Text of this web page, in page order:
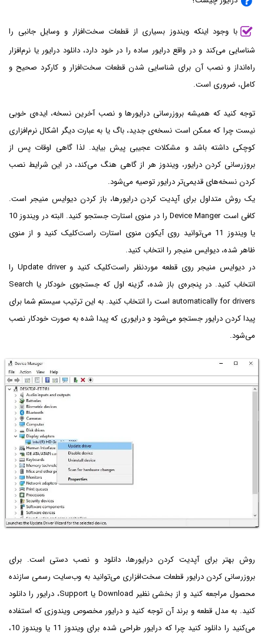
با وجود اینکه ویندوز بسیاری از قطعات سخت‌افزار و وسایل جانبی را
شناسایی می‌کند و در واقع درایور ساده را در خود دارد، دانلود درایور یا نرم‌افزار
راه‌انداز و نصب آن برای شناسایی شدن قطعات سخت‌افزار و کارکرد صحیح و
کامل، ضروری است.
توجه کنید که همیشه بروزرسانی درایورها و نصب آخرین نسخه، ایده‌ی خوبی
نیست چرا که ممکن است نسخه‌ی جدید، باگ یا به عبارت دیگر اشکال نرم‌افزاری
کوچکی داشته باشد و مشکلات عجیبی پیش بیاید. لذا گاهی اوقات پس از
بروزرسانی کردن درایور، ویندوز هر از گاهی هنگ می‌کند، در این شرایط نصب
کردن نسخه‌های قدیمی‌تر درایور توصیه می‌شود.
یک روش متداول برای آپدیت کردن درایورها، باز کردن دیوایس منیجر است.
کافی است Device Manger را در منوی استارت جستجو کنید. البته در ویندوز 10
یا ویندوز 11 می‌توانید روی آیکون منوی استارت راست‌کلیک کنید و از منوی
ظاهر شده، دیوایس منیجر را انتخاب کنید.
در دیوایس منیجر روی قطعه موردنظر راست‌کلیک کنید و Update driver‌ را
انتخاب کنید. در پنجره‌ی باز شده، گزینه اول که جستجوی خودکار یا Search
automatically for drivers است را انتخاب کنید. به این ترتیب سیستم شما برای
پیدا کردن درایور جستجو می‌شود و درایوری که پیدا شده به صورت خودکار نصب
می‌شود.
روش بهتر برای آپدیت کردن درایورها، دانلود و نصب دستی است. برای
بروزرسانی کردن درایور قطعات سخت‌افزاری می‌توانید به وب‌سایت رسمی سازنده
محصول مراجعه کنید و از بخشی نظیر Download یا Support، درایور را دانلود
کنید. به مدل قطعه و برند آن توجه کنید و درایور مخصوص ویندوزی که استفاده
می‌کنید را دانلود کنید چرا که درایور طراحی شده برای ویندوز 11 یا ویندوز 10،